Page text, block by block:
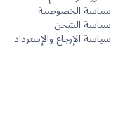
سياسة الخصوصية
سياسة الشحن
سياسة الإرجاع والإسترداد